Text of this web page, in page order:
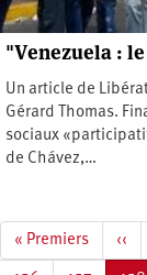
"Venezuela :
Un article de
Gérard Thomas.
sociaux
de Chávez,…
Première
page
« Premiers
Page
‹‹